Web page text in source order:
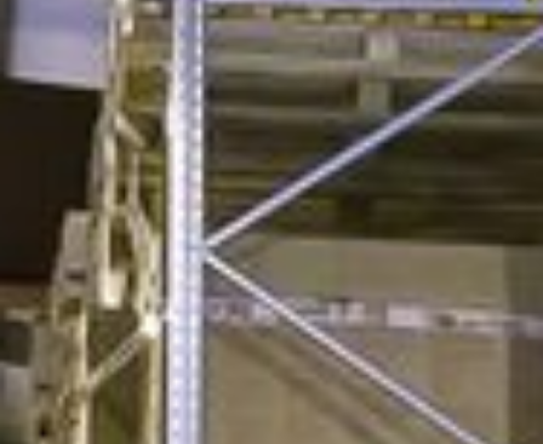
PARKPLÄTZE VORHANDEN
Für Ihre Kunden / Patienten haben wir auf dem
Gelände
außreichend Parkplätze.
WOHNRAUM